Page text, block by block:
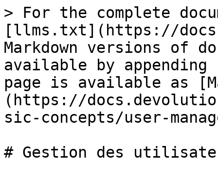
> For the complete
[llms.txt](https://
Markdown versions of
available by
page is available as
(https://
sic-concepts/user-
# Gestion des